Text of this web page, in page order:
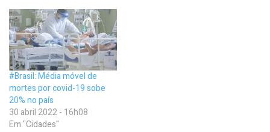
#Brasil: Média móvel de
mortes por covid-19 sobe
20% no país
30 abril 2022 - 16h08
Em "Cidades"